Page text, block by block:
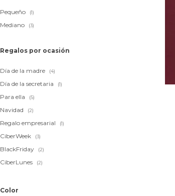
Pequeño (1)
Mediano (3)
Regalos por ocasión
Día de la madre (4)
Día de la secretaria (1)
Para ella (5)
Navidad (2)
Regalo empresarial (1)
CiberWeek (3)
BlackFriday (2)
CiberLunes (2)
Color